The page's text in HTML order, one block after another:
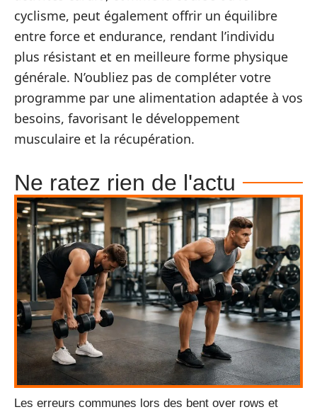
cyclisme, peut également offrir un équilibre
entre force et endurance, rendant l’individu
plus résistant et en meilleure forme physique
générale. N’oubliez pas de compléter votre
programme par une alimentation adaptée à vos
besoins, favorisant le développement
musculaire et la récupération.
Ne ratez rien de l'actu
Les erreurs communes lors des bent over rows et